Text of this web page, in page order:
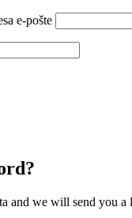
e-pošte
and we will send you a